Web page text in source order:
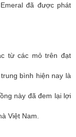
đã được phát
từ các mỏ trên đạt
bình hiện nay là
này đã đem lại lợi
Việt Nam.